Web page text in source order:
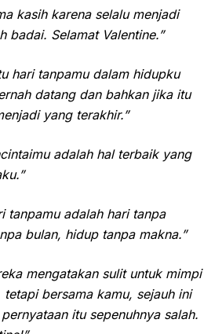
kasih karena selalu menjadi
badai. Selamat Valentine.”
hari tanpamu dalam hidupku
datang dan bahkan jika itu
yang terakhir.”
adalah hal terbaik yang
tanpamu adalah hari tanpa
bulan, hidup tanpa makna.”
mengatakan sulit untuk mimpi
bersama kamu, sejauh ini
itu sepenuhnya salah.